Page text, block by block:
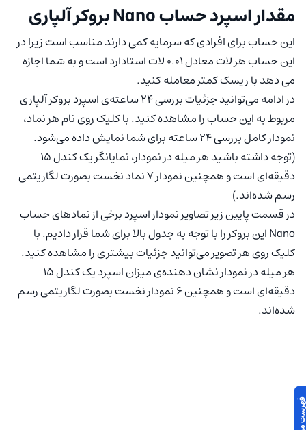
مقدار اسپرد حساب Nano بروکر آلپاری
این حساب برای افرادی که سرمایه کمی دارند مناسب است زیرا در
این حساب هر لات معادل 0.01 لات استادارد است و به شما اجازه
می دهد با ریسک کمتر معامله کنید.
در ادامه می‌توانید جزئیات بررسی ۲۴ ساعته‌ی اسپرد بروکر آلپاری
مربوط به این حساب را مشاهده کنید. با کلیک روی نام هر نماد،
نمودار کامل بررسی ۲۴ ساعته برای شما نمایش داده می‌شود.
(توجه داشته باشید هر میله در نمودار، نمایانگر یک کندل ۱۵
دقیقه‌ای است و همچنین نمودار ۷ نماد نخست بصورت لگاریتمی
رسم شده‌اند.)
در قسمت پایین زیر تصاویر نمودار اسپرد برخی از نمادهای حساب
Nano این بروکر را با توجه به جدول بالا برای شما قرار دادیم. با
کلیک روی هر تصویر می‌توانید جزئیات بیشتری را مشاهده کنید.
هر میله در نمودار نشان دهنده‌ی میزان اسپرد یک کندل ۱۵
دقیقه‌ای است و همچنین ۶ نمودار نخست بصورت لگاریتمی رسم
شده‌اند.